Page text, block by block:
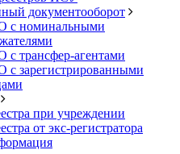
документооборот
с номинальными
с трансфер-агентами
с зарегистрированными
при учреждении
от экс-регистратора